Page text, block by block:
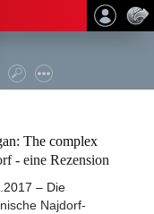
The complex
- eine Rezension
– Die
Najdorf-